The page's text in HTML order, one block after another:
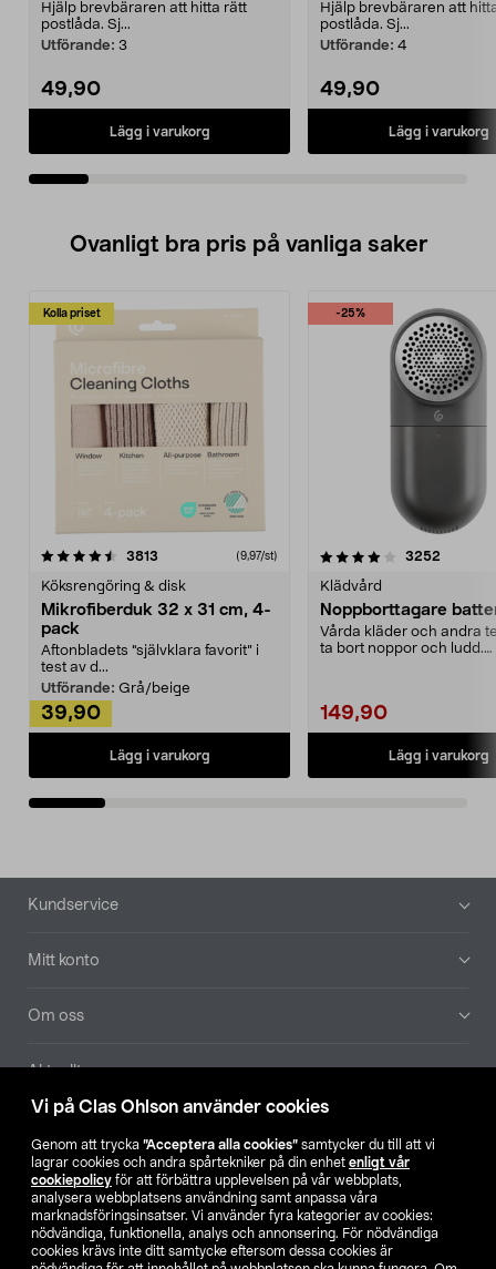
Vi på Clas Ohlson använder cookies
Genom att trycka ”Acceptera alla cookies” samtycker du till att vi
lagrar cookies och andra spårtekniker på din enhet enligt vår
cookiepolicy för att förbättra upplevelsen på vår webbplats,
analysera webbplatsens användning samt anpassa våra
marknadsföringsinsatser. Vi använder fyra kategorier av cookies:
nödvändiga, funktionella, analys och annonsering. För nödvändiga
cookies krävs inte ditt samtycke eftersom dessa cookies är
Hjälp brevbäraren att hitta rätt
postlåda. Sj...
Utförande: 3
49,90
Lägg i varukorg
Hjälp brevbäraren att
postlåda. Sj...
Utförande: 4
49,90
Lägg i varukorg
Ovanligt bra pris på vanliga saker
Kolla priset
3813 (9,97/st)
Köksrengöring & disk
Mikrofiberduk 32 x 31 cm, 4-
pack
Aftonbladets "självklara favorit” i
test av d...
Utförande: Grå/beige
39,90
Lägg i varukorg
-25%
4.0av 5 stjärnor 3252
Klädvård
Noppborttagare
Vårda kläder och andra
ta bort noppor och ludd.
149,90
Lägg i varukorg
4.5av 5 stjärnor
Sidfot
Kundservice
Mitt konto
Om oss
Aktuellt
Hitta butik
SE NO FI